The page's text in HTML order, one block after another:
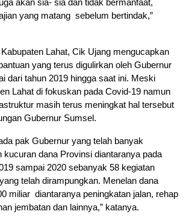
akan sia- sia dan tidak bermanfaat,
yang matang sebelum bertindak,”
Lahat, Cik Ujang mengucapkan
yang terus digulirkan oleh Gubernur
dari tahun 2019 hingga saat ini. Meski
Lahat di fokuskan pada Covid-19 namun
masih terus meningkat hal tersebut
Gubernur Sumsel.
pak Gubernur yang telah banyak
kucuran dana Provinsi diantaranya pada
sampai 2020 sebanyak 58 kegiatan
telah dirampungkan. Menelan dana
miliar diantaranya peningkatan jalan, rehap
jembatan dan lainnya,” katanya.